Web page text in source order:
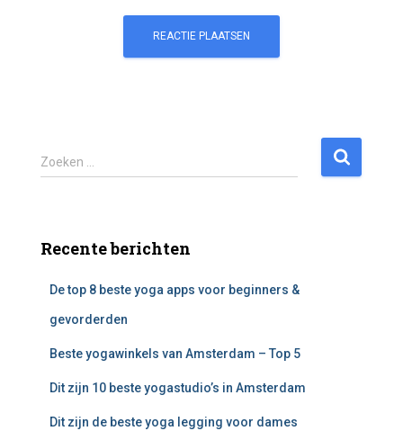
Z
o
n
Zoeken …
Recente berichten
De top 8 beste yoga apps voor beginners &
gevorderden
Beste yogawinkels van Amsterdam – Top 5
Dit zijn 10 beste yogastudio’s in Amsterdam
Dit zijn de beste yoga legging voor dames